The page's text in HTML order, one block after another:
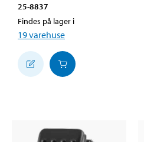
25-8837
Findes på lager i
19varehuse